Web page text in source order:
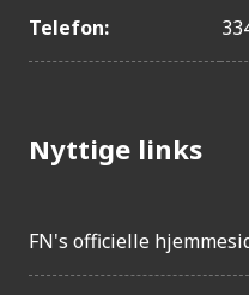
Telefon:
Nyttige links
FN's officielle